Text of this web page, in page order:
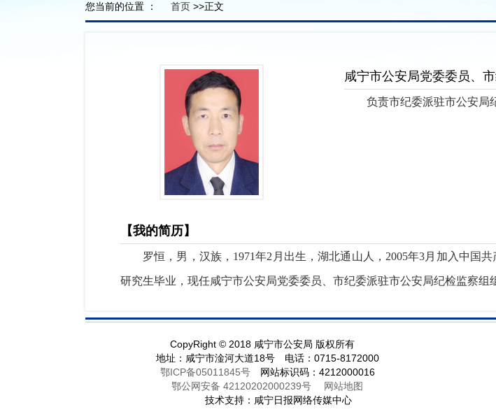
您当前的位置 ： 首页 >>正文
咸宁市公安局党委委员、
负责市纪委派驻市公安局
【我的简历】
罗恒，男，汉族，1971年2月出生，湖北通山人，2005年3月加入中国
研究生毕业，现任咸宁市公安局党委委员、市纪委派驻市公安局纪检监察组
CopyRight © 2018 咸宁市公安局 版权所有
地址：咸宁市淦河大道18号 电话：0715-8172000
鄂ICP备05011845号网站标识码：4212000016
鄂公网安备 42120202000239号
网站地图
技术支持：咸宁日报网络传媒中心